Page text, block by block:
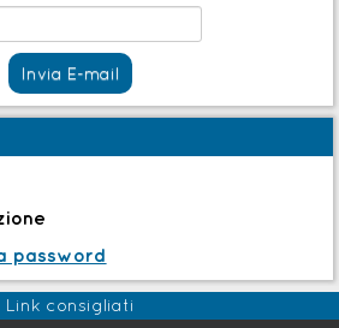
Invia E-mail
password
Link consigliati